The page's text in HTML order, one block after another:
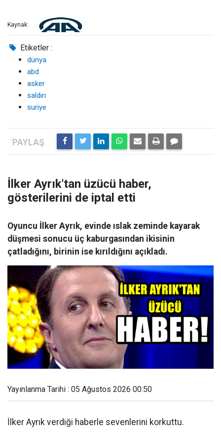
Kaynak:
Etiketler :
dünya
abd
asker
saldırı
suriye
İlker Ayrık'tan üzücü haber,
gösterilerini de iptal etti
Oyuncu İlker Ayrık, evinde ıslak zeminde kayarak
düşmesi sonucu üç kaburgasından ikisinin
çatladığını, birinin ise kırıldığını açıkladı.
Yayınlanma Tarihi : 05 Ağustos 2026 00:50
İlker Ayrık verdiği haberle sevenlerini korkuttu.